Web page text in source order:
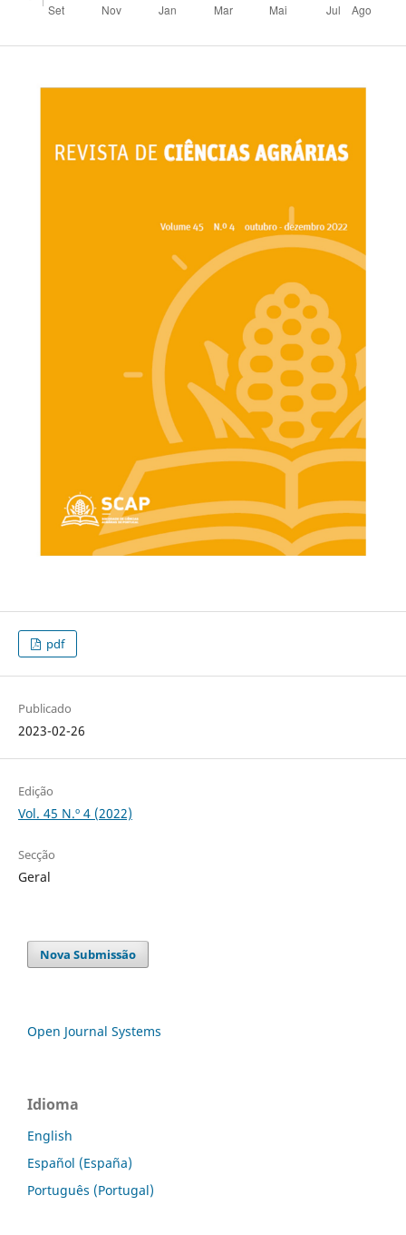
pdf
Publicado
2023-02-26
Edição
Vol. 45 N.º 4 (2022)
Secção
Geral
Nova Submissão
Open Journal Systems
Idioma
English
Español (España)
Português (Portugal)